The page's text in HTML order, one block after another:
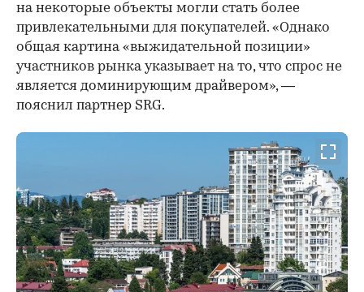
на некоторые объекты могли стать более
привлекательными для покупателей. «Однако
общая картина «выжидательной позиции»
участников рынка указывает на то, что спрос не
является доминирующим драйвером», —
пояснил партнер SRG.